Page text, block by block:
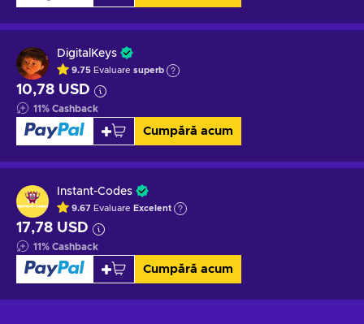
DigitalKeys
9.75 Evaluare superb
10,78 USD
11% Cashback
Cumpără acum
Instant-Codes
9.67 Evaluare Excelent
17,78 USD
11% Cashback
Cumpără acum